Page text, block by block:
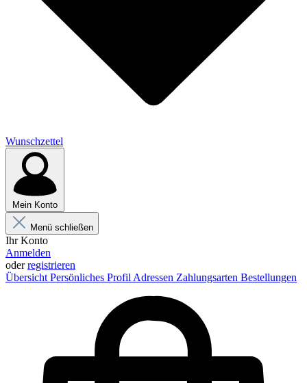
Wunschzettel
Mein Konto
Menü schließen
Ihr Konto
Anmelden
oderregistrieren
Übersicht Persönliches Profil Adressen Zahlungsarten Bestellungen